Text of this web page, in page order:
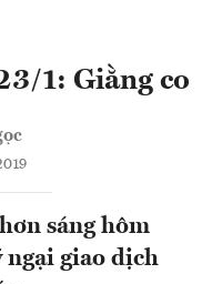
1: Giằng co
sáng hôm
ngại giao dịch